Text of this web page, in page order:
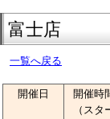
富士店
一覧へ戻る
開催日
開催時
（スタ